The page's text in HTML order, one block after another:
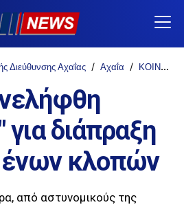
Διεύθυνσης Αχαΐας Αχαΐα ΚΟΙΝΩΝΙΑ
για διάπραξη
κλοπών
από αστυνομικούς της